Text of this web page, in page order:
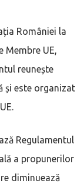
României la
Membre UE,
reunește
și este organizat
Regulamentul
a propunerilor
diminuează